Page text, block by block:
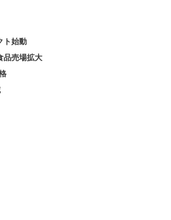
ト始動
品売場拡大